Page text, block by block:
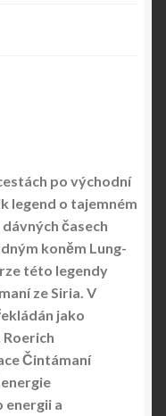
po východní
legend o tajemném
časech
koněm Lung-
této legendy
ze Siria. V
jako
Roerich
Čintámaní
a